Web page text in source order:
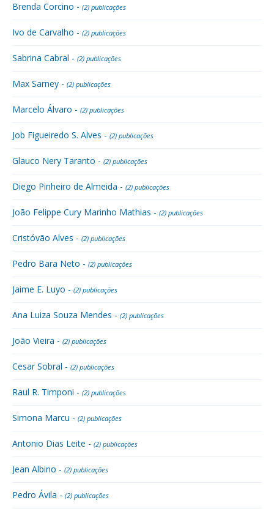
Brenda Corcino - (2) publicações
Ivo de Carvalho - (2) publicações
Sabrina Cabral - (2) publicações
Max Sarney - (2) publicações
Marcelo Álvaro - (2) publicações
Job Figueiredo S. Alves - (2) publicações
Glauco Nery Taranto - (2) publicações
Diego Pinheiro de Almeida - (2) publicações
João Felippe Cury Marinho Mathias - (2) publicações
Cristóvão Alves - (2) publicações
Pedro Bara Neto - (2) publicações
Jaime E. Luyo - (2) publicações
Ana Luiza Souza Mendes - (2) publicações
João Vieira - (2) publicações
Cesar Sobral - (2) publicações
Raul R. Timponi - (2) publicações
Simona Marcu - (2) publicações
Antonio Dias Leite - (2) publicações
Jean Albino - (2) publicações
Pedro Ávila - (2) publicações